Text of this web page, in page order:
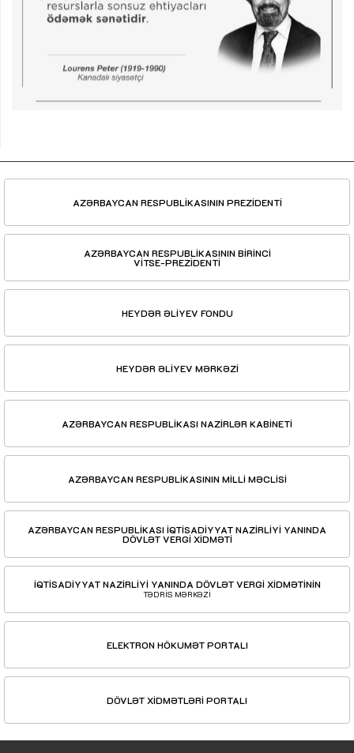
AZƏRBAYCAN RESPUBLİKASININ PREZİDENTİ
AZƏRBAYCAN RESPUBLİKASININ BİRİNCİ
VİTSE-PREZİDENTİ
HEYDƏR ƏLİYEV FONDU
HEYDƏR ƏLİYEV MƏRKƏZİ
AZƏRBAYCAN RESPUBLİKASI NAZİRLƏR KABİNETİ
AZƏRBAYCAN RESPUBLİKASININ MİLLİ MƏCLİSİ
AZƏRBAYCAN RESPUBLİKASI İQTİSADİYYAT NAZİRLİYİ YANINDA
DÖVLƏT VERGİ XİDMƏTİ
İQTİSADİYYAT NAZİRLİYİ YANINDA DÖVLƏT VERGİ XİDMƏTİNİN
TƏDRİS MƏRKƏZİ
ELEKTRON HÖKUMƏT PORTALI
DÖVLƏT XİDMƏTLƏRİ PORTALI